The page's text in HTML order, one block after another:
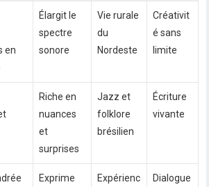
en
Élargit le
spectre
sonore
Vie rurale
du
Nordeste
Créativit
é sans
limite
Riche en
nuances
et
surprises
Jazz et
folklore
brésilien
Écriture
vivante
Exprime
Expérienc
Dialogue